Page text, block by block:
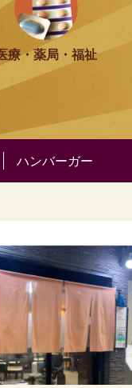
療・薬局・福祉
ハンバーガー